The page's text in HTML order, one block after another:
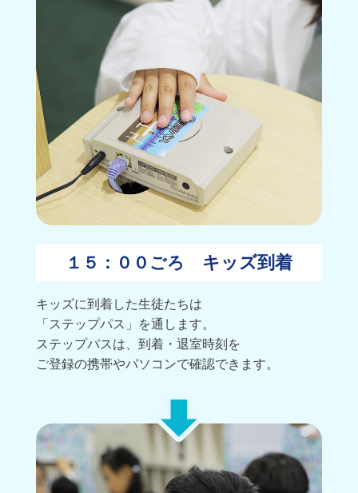
１５：００ごろ キッズ到着
キッズに到着した生徒たちは
「ステップパス」を通します。
ステップパスは、到着・退室時刻を
ご登録の携帯やパソコンで確認できます。